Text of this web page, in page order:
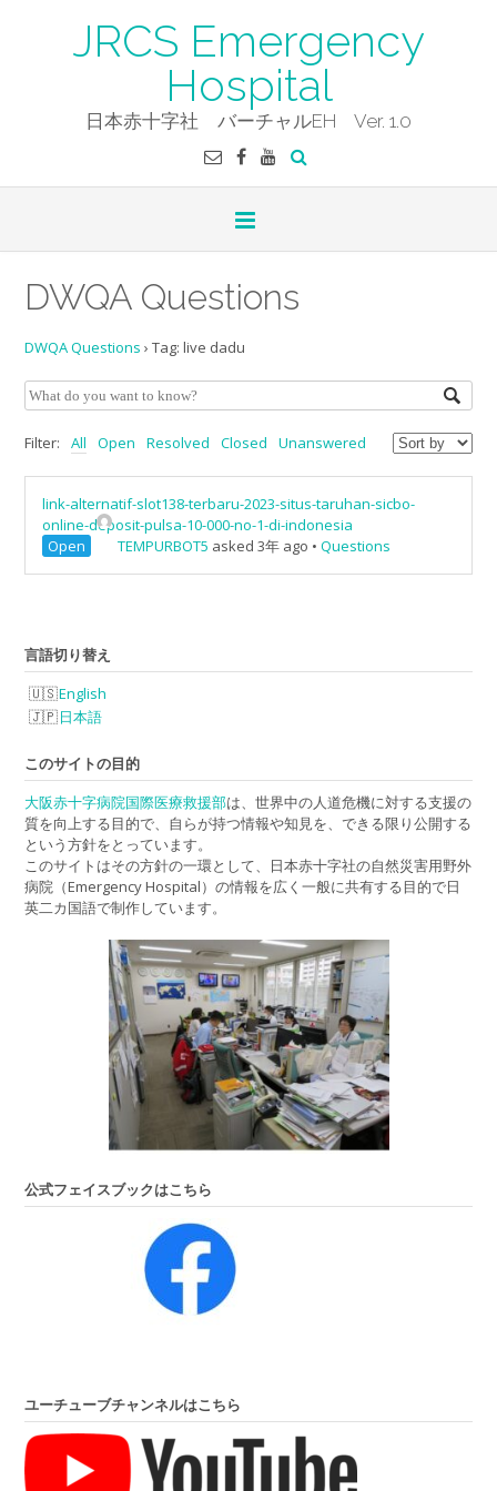
JRCS Emergency
Hospital
日本赤十字社 バーチャルEH Ver. 1.0
DWQA Questions
DWQA Questions › Tag: live dadu
Filter: All Open Resolved Closed Unanswered
link-alternatif-slot138-terbaru-2023-situs-taruhan-sicbo-
online-deposit-pulsa-10-000-no-1-di-indonesia
Open
TEMPURBOT5 asked 3年 ago • Questions
言語切り替え
English
日本語
このサイトの目的
大阪赤十字病院国際医療救援部は、世界中の人道危機に対する支援の
質を向上する目的で、自らが持つ情報や知見を、できる限り公開する
という方針をとっています。
このサイトはその方針の一環として、日本赤十字社の自然災害用野外
病院（Emergency Hospital）の情報を広く一般に共有する目的で日
英二カ国語で制作しています。
公式フェイスブックはこちら
ユーチューブチャンネルはこちら